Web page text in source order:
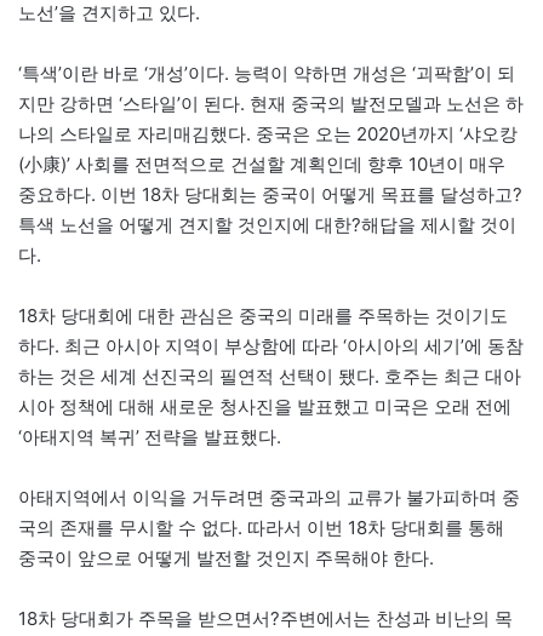
노선’을 견지하고 있다.
‘특색’이란 바로 ‘개성’이다. 능력이 약하면 개성은 ‘괴팍함’이 되
지만 강하면 ‘스타일’이 된다. 현재 중국의 발전모델과 노선은 하
나의 스타일로 자리매김했다. 중국은 오는 2020년까지 ‘샤오캉
(小康)’ 사회를 전면적으로 건설할 계획인데 향후 10년이 매우
중요하다. 이번 18차 당대회는 중국이 어떻게 목표를 달성하고?
특색 노선을 어떻게 견지할 것인지에 대한?해답을 제시할 것이
다.
18차 당대회에 대한 관심은 중국의 미래를 주목하는 것이기도
하다. 최근 아시아 지역이 부상함에 따라 ‘아시아의 세기’에 동참
하는 것은 세계 선진국의 필연적 선택이 됐다. 호주는 최근 대아
시아 정책에 대해 새로운 청사진을 발표했고 미국은 오래 전에
‘아태지역 복귀’ 전략을 발표했다.
아태지역에서 이익을 거두려면 중국과의 교류가 불가피하며 중
국의 존재를 무시할 수 없다. 따라서 이번 18차 당대회를 통해
중국이 앞으로 어떻게 발전할 것인지 주목해야 한다.
18차 당대회가 주목을 받으면서?주변에서는 찬성과 비난의 목